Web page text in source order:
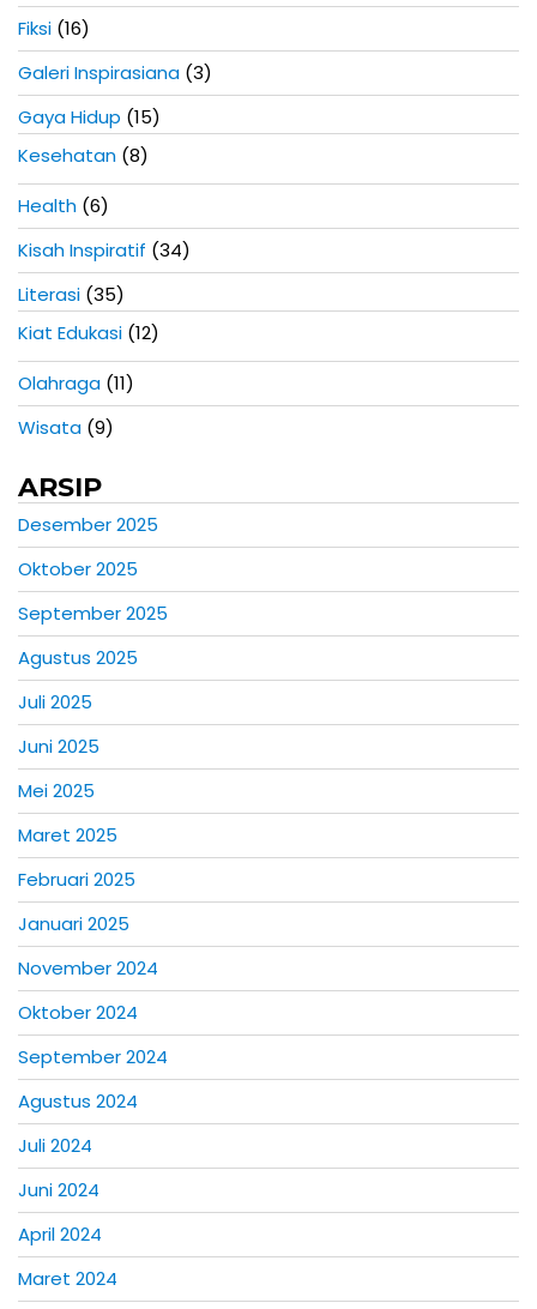
Fiksi (16)
Galeri Inspirasiana (3)
Gaya Hidup (15)
Kesehatan (8)
Health (6)
Kisah Inspiratif (34)
Literasi (35)
Kiat Edukasi (12)
Olahraga (11)
Wisata (9)
ARSIP
Desember 2025
Oktober 2025
September 2025
Agustus 2025
Juli 2025
Juni 2025
Mei 2025
Maret 2025
Februari 2025
Januari 2025
November 2024
Oktober 2024
September 2024
Agustus 2024
Juli 2024
Juni 2024
April 2024
Maret 2024